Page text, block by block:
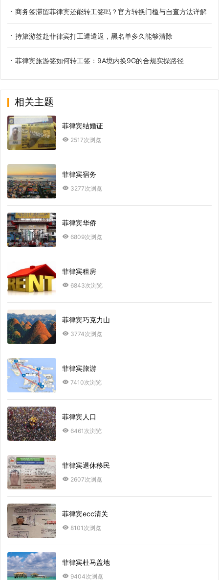
商务签滞留菲律宾还能转工签吗？官方转换门槛与自查方法详解
持旅游签赴菲律宾打工遭遣返，黑名单多久能够清除
菲律宾旅游签如何转工签：9A境内换9G的合规实操路径
相关主题
菲律宾结婚证
2517次浏览
菲律宾宿务
3277次浏览
菲律宾华侨
6809次浏览
菲律宾租房
6843次浏览
菲律宾巧克力山
3774次浏览
菲律宾旅游
7410次浏览
菲律宾人口
6461次浏览
菲律宾退休移民
2607次浏览
菲律宾ecc清关
8101次浏览
菲律宾杜马盖地
9404次浏览